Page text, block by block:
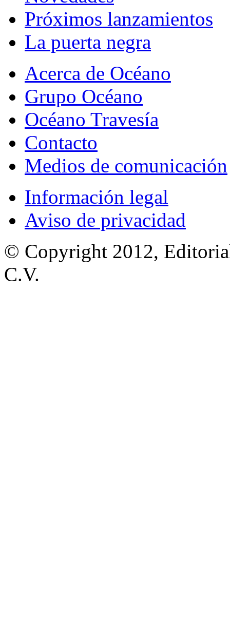
Próximos lanzamientos
La puerta negra
Acerca de Océano
Grupo Océano
Océano Travesía
Contacto
Medios de comunicación
Información legal
Aviso de privacidad
© Copyright 2012,
C.V.